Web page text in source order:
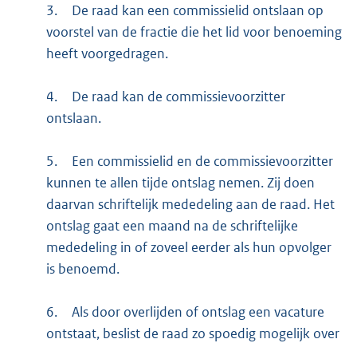
3.
De raad kan een commissielid ontslaan op
voorstel van de fractie die het lid voor benoeming
heeft voorgedragen.
4.
De raad kan de commissievoorzitter
ontslaan.
5.
Een commissielid en de commissievoorzitter
kunnen te allen tijde ontslag nemen. Zij doen
daarvan schriftelijk mededeling aan de raad. Het
ontslag gaat een maand na de schriftelijke
mededeling in of zoveel eerder als hun opvolger
is benoemd.
6.
Als door overlijden of ontslag een vacature
ontstaat, beslist de raad zo spoedig mogelijk over